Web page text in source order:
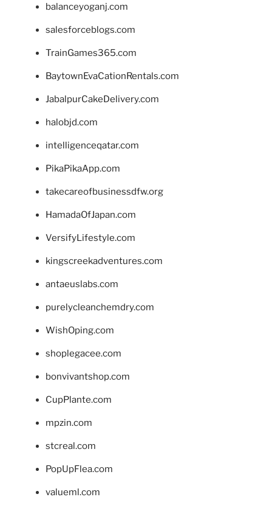
balanceyoganj.com
salesforceblogs.com
TrainGames365.com
BaytownEvaCationRentals.com
JabalpurCakeDelivery.com
halobjd.com
intelligenceqatar.com
PikaPikaApp.com
takecareofbusinessdfw.org
HamadaOfJapan.com
VersifyLifestyle.com
kingscreekadventures.com
antaeuslabs.com
purelycleanchemdry.com
WishOping.com
shoplegacee.com
bonvivantshop.com
CupPlante.com
mpzin.com
stcreal.com
PopUpFlea.com
valueml.com